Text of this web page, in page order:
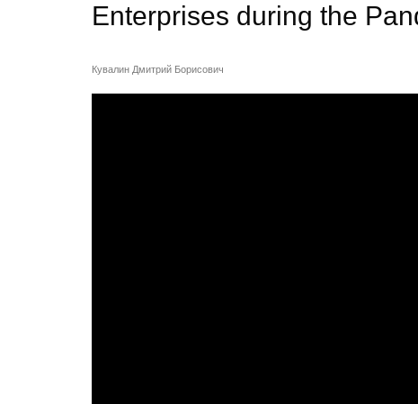
Enterprises during the
Кувалин Дмитрий Борисович